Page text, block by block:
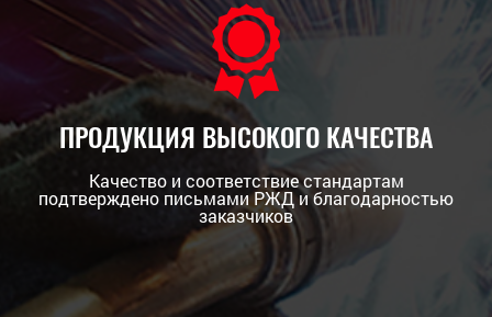
ПРОДУКЦИЯ ВЫСОКОГО КАЧЕСТВА
Качество и соответствие стандартам
подтверждено письмами РЖД и благодарностью
заказчиков